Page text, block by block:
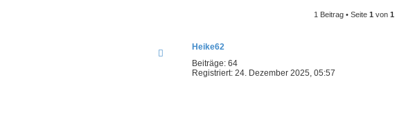
1 Beitrag • Seite 1 von 1
Heike62
Beiträge: 64
Registriert: 24. Dezember 2025, 05:57